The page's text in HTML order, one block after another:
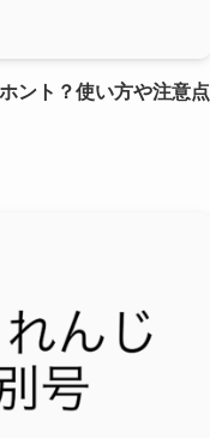
ント？使い方や注意点